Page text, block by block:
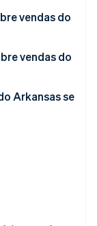
em
vendas do
vendas do
Arkansas se